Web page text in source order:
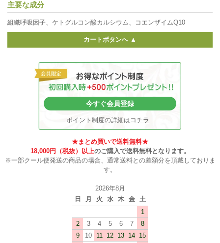
主要な成分
組織呼吸因子、ケトグルコン酸カルシウム、コエンザイムQ10
カートボタンへ ▲
今すぐ会員登録
ポイント制度の詳細は コチラ
★まとめ買いで送料無料★
18,000円（税抜）以上のご購入で送料無料となります。
※一部クール便発送の商品の場合、通常送料との差額分を頂戴しておりま
す。
2026年8月
日
月 火 水 木 金
土
1
2
3 4 5 6 7
8
9
10 11 12 13 14 15